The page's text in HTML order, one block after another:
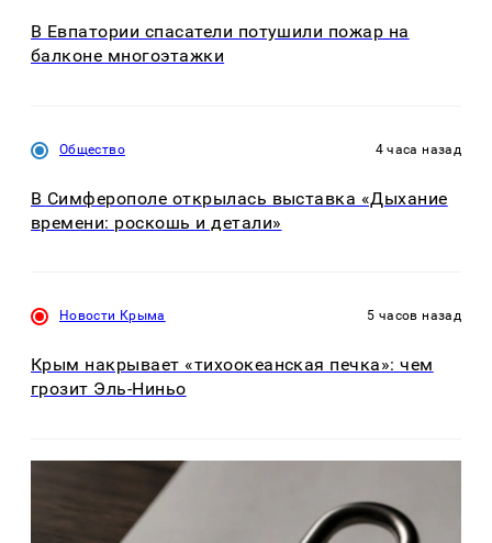
В Евпатории спасатели потушили пожар на
балконе многоэтажки
Общество 4 часа назад
В Симферополе открылась выставка «Дыхание
времени: роскошь и детали»
Новости Крыма 5 часов назад
Крым накрывает «тихоокеанская печка»: чем
грозит Эль-Ниньо